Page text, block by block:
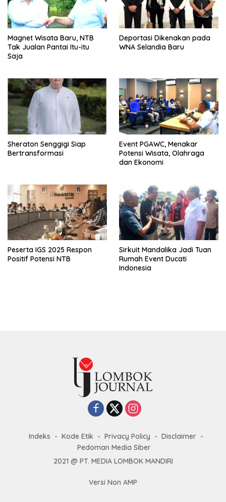
Magnet Wisata Baru, NTB
Tak Jualan Pantai Itu-itu
Saja
Deportasi Dikenakan pada
WNA Selandia Baru
Sheraton Senggigi Siap
Bertransformasi
Event PGAWC, Menakar
Potensi Wisata, Olahraga
dan Ekonomi
Peserta IGS 2025 Respon
Positif Potensi NTB
Sirkuit Mandalika Jadi Tuan
Rumah Event Ducati
Indonesia
Indeks Kode Etik Privacy Policy
Disclaimer
Pedoman Media Siber
2021 @ PT. MEDIA LOMBOK MANDIRI
Versi Non AMP